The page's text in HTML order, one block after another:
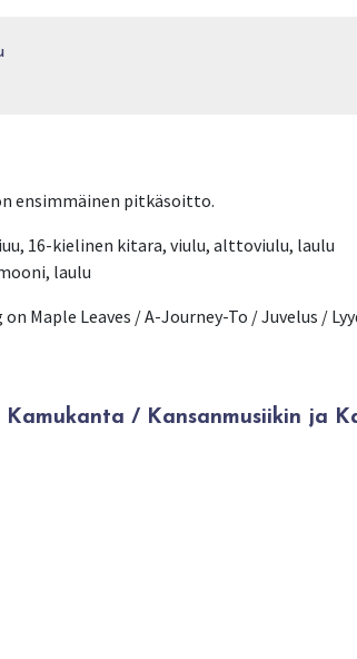
ensimmäinen pitkäsoitto.
16-kielinen kitara, viulu, alttoviulu, laulu
laulu
Maple Leaves / A-Journey-To / Juvelus /
/ Kansanmusiikin ja